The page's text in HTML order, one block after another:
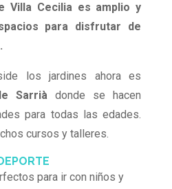
Villa Cecilia es amplio y
para disfrutar de
los jardines ahora es
Sarrià donde se hacen
para todas las edades.
cursos y talleres.
para ir con niños y